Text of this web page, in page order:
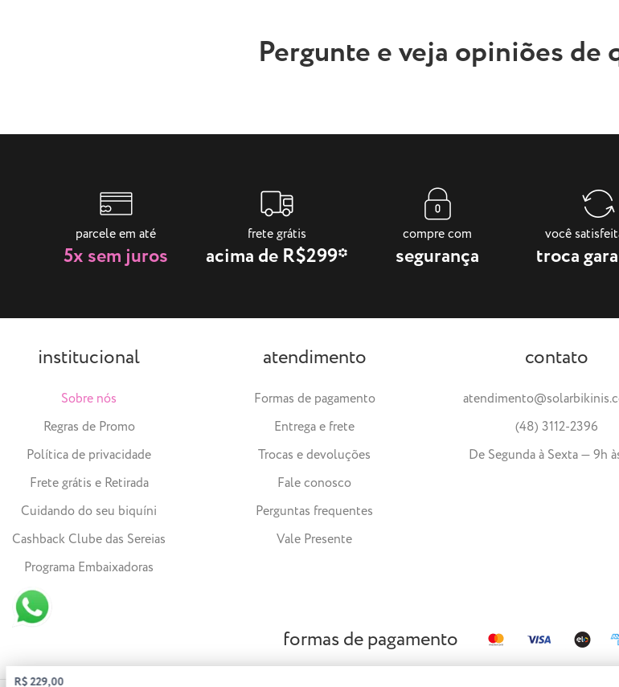
R$ 229,00
Pergunte e veja opiniões de
parcele em até
5x sem juros
frete grátis
acima de R$299*
compre com
segurança
você
troca
institucional
Sobre nós
Regras de Promo
Política de privacidade
Frete grátis e Retirada
Cuidando do seu biquíni
Cashback Clube das Sereias
Programa Embaixadoras
atendimento
Formas de pagamento
Entrega e frete
Trocas e devoluções
Fale conosco
Perguntas frequentes
Vale Presente
contato
(48) 3112-2396
De Segunda à Sexta — 9h
formas de pagamento